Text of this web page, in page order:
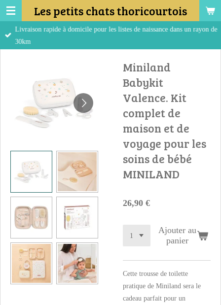
Passer
au
contenu
Les petits chats thoricourtois
Livraison rapide à domicile pour les listes de naissance dans un rayon de
30km
Miniland
Babykit
Valence. Kit
complet de
maison et de
voyage pour les
soins de bébé
MINILAND
26,90 €
Ajouter au
panier
Cette trousse de toilette
pratique de Miniland sera le
cadeau parfait pour un